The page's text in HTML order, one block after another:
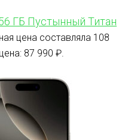
ГБ Пустынный Титан
цена составляла 108
87 990 ₽.